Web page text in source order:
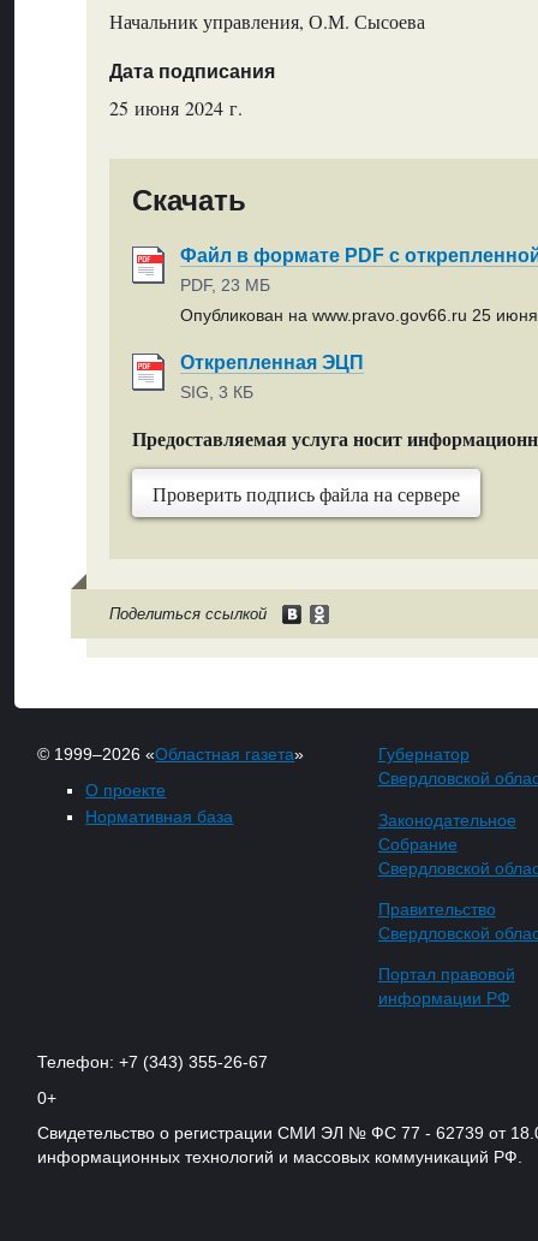
Начальник управления, О.М. Сысоева
Дата подписания
25 июня 2024 г.
Скачать
Файл в формате PDF с
PDF, 23 МБ
Опубликован на www.pravo.gov66.ru 25 июня
Открепленная ЭЦП
SIG, 3 КБ
Предоставляемая услуга носит
Проверить подпись файла на сервере
Поделиться ссылкой
© 1999–2026 «Областная газета»
О проекте
Нормативная база
Губернатор
Свердловской
Законодательное
Собрание
Свердловской
Правительство
Свердловской
Портал правовой
информации РФ
Телефон: +7 (343) 355-26-67
0+
Свидетельство о регистрации СМИ ЭЛ № ФС 77 - 62739 от
информационных технологий и массовых коммуникаций РФ.